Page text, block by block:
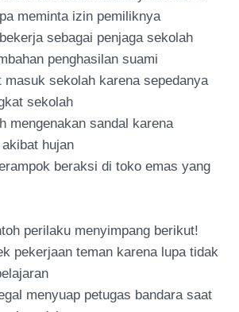
meminta izin pemiliknya
sebagai penjaga sekolah
penghasilan suami
masuk sekolah karena sepedanya
sekolah
mengenakan sandal karena
hujan
beraksi di toko emas yang
perilaku menyimpang berikut!
pekerjaan teman karena lupa tidak
menyuap petugas bandara saat